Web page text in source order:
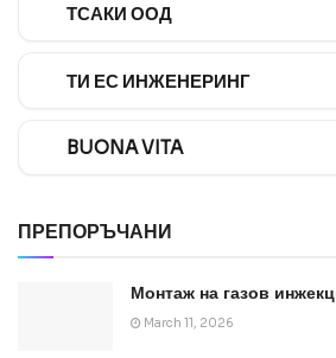
ТСАКИ ООД
ТИ ЕС ИНЖЕНЕРИНГ
BUONA VITA
ПРЕПОРЪЧАНИ
Монтаж на газов
March 11, 2026